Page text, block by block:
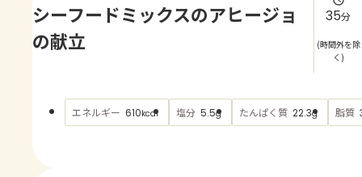
AJINOMOTO PARK とは
シーフードミックスのアヒージョ
の献立
35分
(時間外を除
く)
エネルギー 610kcal 塩分 5.5g たんぱく質 22.3g 脂質